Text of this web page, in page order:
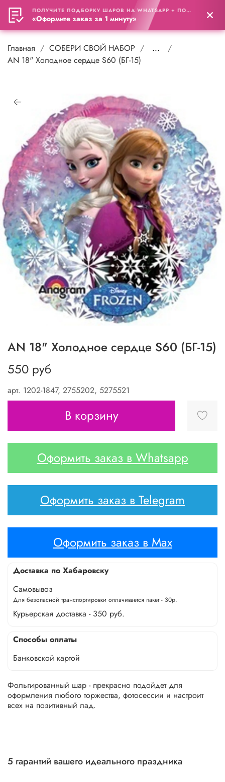
0
Главная СОБЕРИ СВОЙ НАБОР
...
AN 18" Холодное сердце S60 (БГ-15)
арт. 1202-1847, 2755202, 5275521
AN 18" Холодное сердце S60 (БГ-15)
550 руб
В корзину
Оформить заказ в Whatsapp
Оформить заказ в Telegram
Оформить заказ в Max
Доставка по Хабаровску
Самовывоз
Для безопасной транспортировки оплачивается пакет - 30р.
Курьерская доставка - 350 руб.
Способы оплаты
Банковской картой
Фольгированный шар - прекрасно подойдет для
оформления любого торжества, фотосессии и настроит
всех на позитивный лад.
5 гарантий вашего идеального праздника
ПОЛУЧИТЕ ПОДБОРКУ ШАРОВ НА WHATSAPP + ПОДАРОК
«Оформите заказ за 1 минуту»